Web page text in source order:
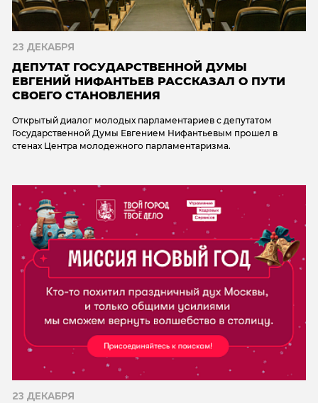
23 ДЕКАБРЯ
ДЕПУТАТ ГОСУДАРСТВЕННОЙ ДУМЫ
ЕВГЕНИЙ НИФАНТЬЕВ РАССКАЗАЛ О ПУТИ
СВОЕГО СТАНОВЛЕНИЯ
Открытый диалог молодых парламентариев с депутатом
Государственной Думы Евгением Нифантьевым прошел в
стенах Центра молодежного парламентаризма.
23 ДЕКАБРЯ